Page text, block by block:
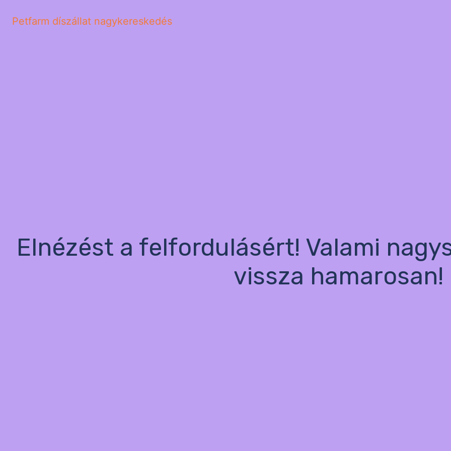
Petfarm díszállat nagykereskedés
Elnézést a felfordulásért! Valami
vissza hamarosan!